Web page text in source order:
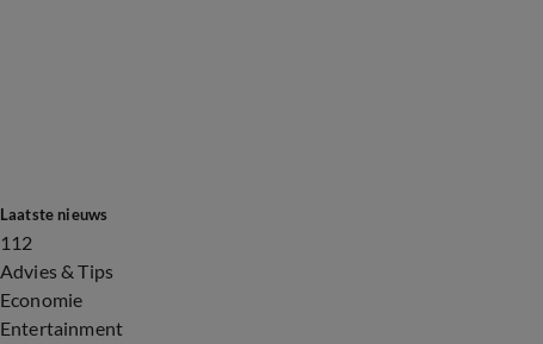
Laatste nieuws
112
Advies & Tips
Economie
Entertainment